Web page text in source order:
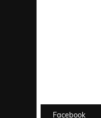
Facebook